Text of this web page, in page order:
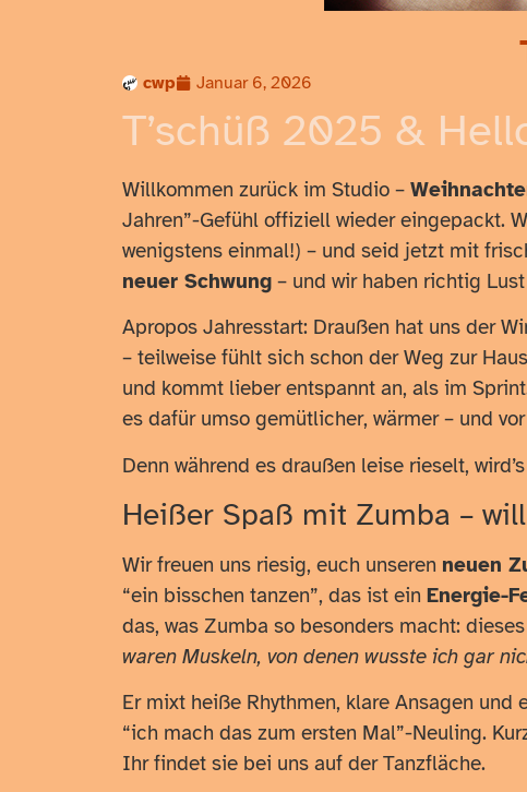
cwp Januar 6, 2026
T’schüß 2025 &
Willkommen zurück im Studio –
Jahren”-Gefühl offiziell wieder eingepackt.
wenigstens einmal!) – und seid jetzt mit
neuer Schwung – und wir haben richtig
Apropos Jahresstart: Draußen hat uns der
– teilweise fühlt sich schon der Weg zur
und kommt lieber entspannt an, als im
es dafür umso gemütlicher, wärmer – und
Denn während es draußen leise rieselt,
Heißer Spaß mit Zumba –
Wir freuen uns riesig, euch unseren neuen
“ein bisschen tanzen”, das ist ein Energie-
das, was Zumba so besonders macht:
waren Muskeln, von denen wusste ich gar
Er mixt heiße Rhythmen, klare Ansagen
“ich mach das zum ersten Mal”-Neuling.
Ihr findet sie bei uns auf der Tanzfläche.